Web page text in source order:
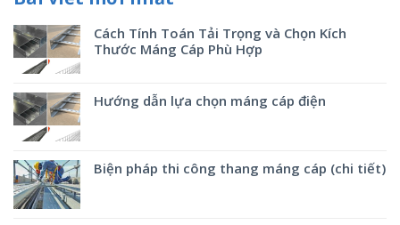
Cách Tính Toán Tải Trọng và Chọn Kích
Thước Máng Cáp Phù Hợp
Hướng dẫn lựa chọn máng cáp điện
Biện pháp thi công thang máng cáp (chi tiết)